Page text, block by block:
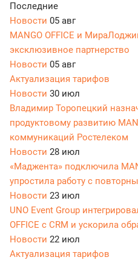
Последние
Новости 05 авг
MANGO OFFICE и
эксклюзивное партнерство
Новости 05 авг
Актуализация тарифов
Новости 30 июл
Владимир Торопецкий
продуктовому развитию
коммуникаций Ростелеком
Новости 28 июл
«Маджента» подключила
упростила работу с
Новости 23 июл
UNO Event Group
OFFICE с CRM и ускорила
Новости 22 июл
Актуализация тарифов